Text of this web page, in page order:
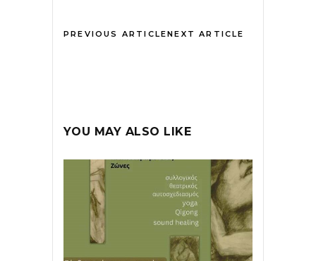
PREVIOUS ARTICLENEXT ARTICLE
YOU MAY ALSO LIKE